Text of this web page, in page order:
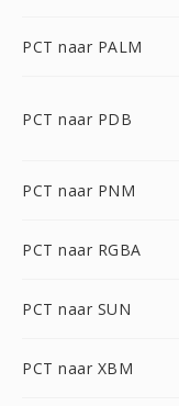
PCT naar PALM
PCT naar PDB
PCT naar PNM
PCT naar RGBA
PCT naar SUN
PCT naar XBM